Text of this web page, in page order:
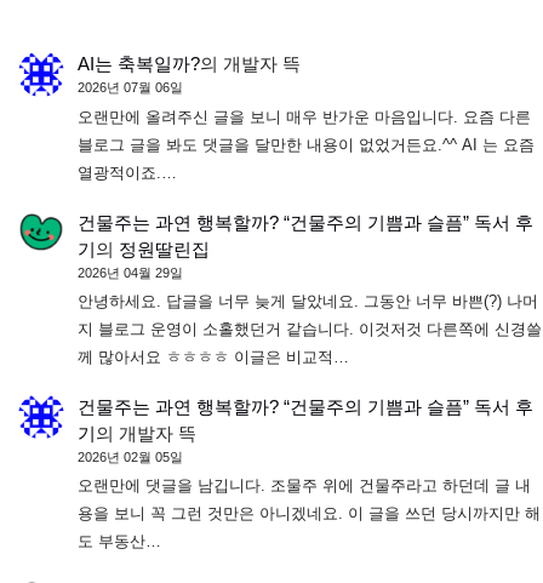
AI는 축복일까?의 개발자 뜩
2026년 07월 06일
오랜만에 올려주신 글을 보니 매우 반가운 마음입니다. 요즘 다른
블로그 글을 봐도 댓글을 달만한 내용이 없었거든요.^^ AI 는 요즘
열광적이죠.…
건물주는 과연 행복할까? “건물주의 기쁨과 슬픔” 독서 후
기의 정원딸린집
2026년 04월 29일
안녕하세요. 답글을 너무 늦게 달았네요. 그동안 너무 바쁜(?) 나머
지 블로그 운영이 소홀했던거 같습니다. 이것저것 다른쪽에 신경쓸
께 많아서요 ㅎㅎㅎㅎ 이글은 비교적…
건물주는 과연 행복할까? “건물주의 기쁨과 슬픔” 독서 후
기의 개발자 뜩
2026년 02월 05일
오랜만에 댓글을 남깁니다. 조물주 위에 건물주라고 하던데 글 내
용을 보니 꼭 그런 것만은 아니겠네요. 이 글을 쓰던 당시까지만 해
도 부동산…